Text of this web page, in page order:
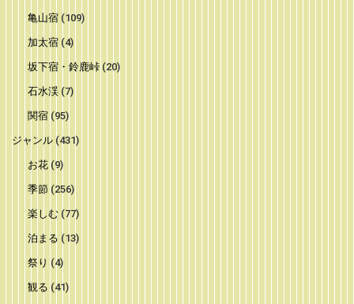
亀山宿(109)
加太宿(4)
坂下宿・鈴鹿峠(20)
石水渓(7)
関宿(95)
ジャンル (431)
お花(9)
季節 (256)
楽しむ (77)
泊まる (13)
祭り (4)
観る (41)